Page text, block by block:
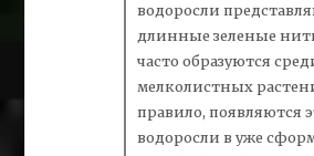
водоросли
длинные зеленые
часто образуются
мелколистных
правило, появляются
водоросли в уже